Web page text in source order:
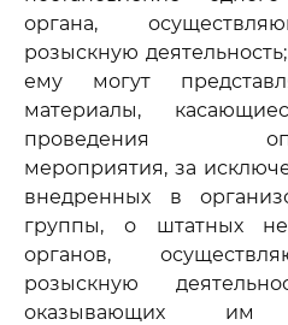
органа,
розыскную
ему могут
материалы,
проведения
мероприятия, за
внедренных в
группы, о штатных
органов,
розыскную
оказывающих им